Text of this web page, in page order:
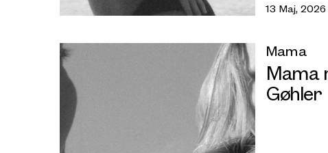
13 Maj, 2026
Mama
Mama
Gøhler